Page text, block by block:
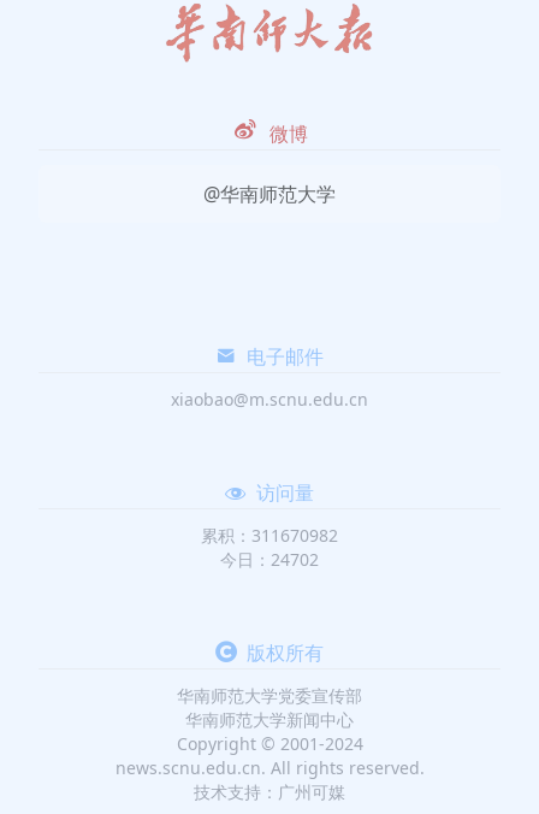
微博
@华南师范大学
电子邮件
xiaobao@m.scnu.edu.cn
访问量
累积：311670982
今日：24702
版权所有
华南师范大学党委宣传部
华南师范大学新闻中心
Copyright © 2001-2024
news.scnu.edu.cn. All rights reserved.
技术支持：广州可媒